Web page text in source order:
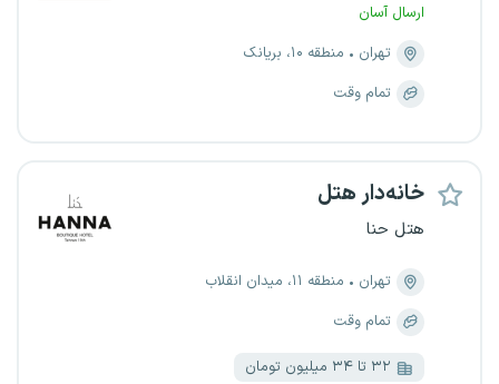
ارسال آسان
تهران
منطقه ۱۰، بریانک
تمام وقت
خانه‌دار هتل
هتل حنا
تهران
منطقه ۱۱، میدان انقلاب
تمام وقت
۳۲ تا ۳۴ میلیون تومان